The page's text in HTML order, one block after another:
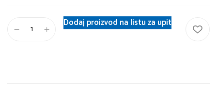
Dodaj proizvod na listu za upit